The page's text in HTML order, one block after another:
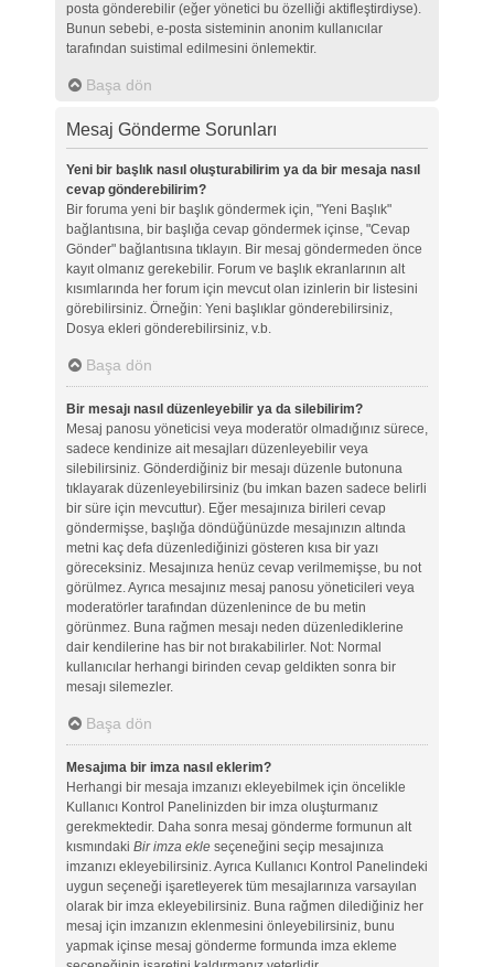
posta gönderebilir (eğer yönetici bu özelliği aktifleştirdiyse).
Bunun sebebi, e-posta sisteminin anonim kullanıcılar
tarafından suistimal edilmesini önlemektir.
Başa dön
Mesaj Gönderme Sorunları
Yeni bir başlık nasıl oluşturabilirim ya da bir mesaja nasıl
cevap gönderebilirim?
Bir foruma yeni bir başlık göndermek için, "Yeni Başlık"
bağlantısına, bir başlığa cevap göndermek içinse, "Cevap
Gönder" bağlantısına tıklayın. Bir mesaj göndermeden önce
kayıt olmanız gerekebilir. Forum ve başlık ekranlarının alt
kısımlarında her forum için mevcut olan izinlerin bir listesini
görebilirsiniz. Örneğin: Yeni başlıklar gönderebilirsiniz,
Dosya ekleri gönderebilirsiniz, v.b.
Başa dön
Bir mesajı nasıl düzenleyebilir ya da silebilirim?
Mesaj panosu yöneticisi veya moderatör olmadığınız sürece,
sadece kendinize ait mesajları düzenleyebilir veya
silebilirsiniz. Gönderdiğiniz bir mesajı düzenle butonuna
tıklayarak düzenleyebilirsiniz (bu imkan bazen sadece belirli
bir süre için mevcuttur). Eğer mesajınıza birileri cevap
göndermişse, başlığa döndüğünüzde mesajınızın altında
metni kaç defa düzenlediğinizi gösteren kısa bir yazı
göreceksiniz. Mesajınıza henüz cevap verilmemişse, bu not
görülmez. Ayrıca mesajınız mesaj panosu yöneticileri veya
moderatörler tarafından düzenlenince de bu metin
görünmez. Buna rağmen mesajı neden düzenlediklerine
dair kendilerine has bir not bırakabilirler. Not: Normal
kullanıcılar herhangi birinden cevap geldikten sonra bir
mesajı silemezler.
Başa dön
Mesajıma bir imza nasıl eklerim?
Herhangi bir mesaja imzanızı ekleyebilmek için öncelikle
Kullanıcı Kontrol Panelinizden bir imza oluşturmanız
gerekmektedir. Daha sonra mesaj gönderme formunun alt
kısmındaki Bir imza ekleseçeneğini seçip mesajınıza
imzanızı ekleyebilirsiniz. Ayrıca Kullanıcı Kontrol Panelindeki
uygun seçeneği işaretleyerek tüm mesajlarınıza varsayılan
olarak bir imza ekleyebilirsiniz. Buna rağmen dilediğiniz her
mesaj için imzanızın eklenmesini önleyebilirsiniz, bunu
yapmak içinse mesaj gönderme formunda imza ekleme